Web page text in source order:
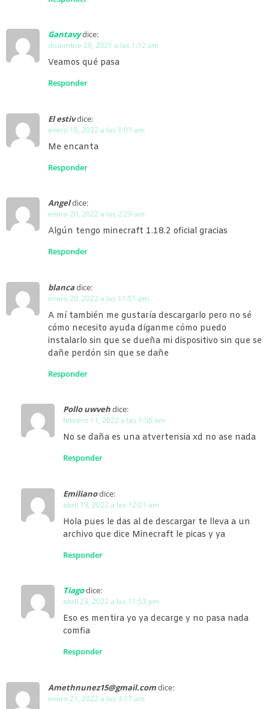
Gantavydice:
diciembre 29, 2021 a las 1:12 am
Veamos qué pasa
Responder
El estivdice:
enero 18, 2022 a las 1:01 am
Me encanta
Responder
Angeldice:
enero 20, 2022 a las 2:29 am
Algún tengo minecraft 1.18.2 oficial gracias
Responder
blancadice:
enero 20, 2022 a las 11:51 pm
A mí también me gustaría descargarlo pero no sé
cómo necesito ayuda díganme cómo puedo
instalarlo sin que se dueña mi dispositivo sin que se
dañe perdón sin que se dañe
Responder
Pollo uwvehdice:
febrero 11, 2022 a las 1:56 am
No se daña es una atvertensia xd no ase nada
Responder
Emilianodice:
abril 19, 2022 a las 12:01 am
Hola pues le das al de descargar te lleva a un
archivo que dice Minecraft le picas y ya
Responder
Tiagodice:
abril 23, 2022 a las 11:53 pm
Eso es mentira yo ya decarge y no pasa nada
comfia
Responder
Amethnunez15@gmail.comdice:
enero 21, 2022 a las 3:17 am